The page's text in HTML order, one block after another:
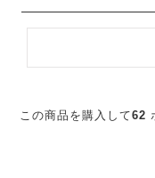
この商品を購入して62